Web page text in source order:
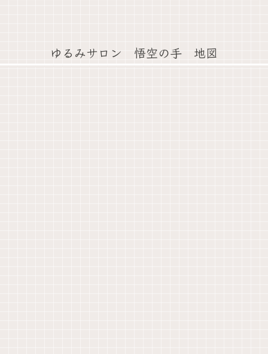
ゆるみサロン 悟空の手 地図